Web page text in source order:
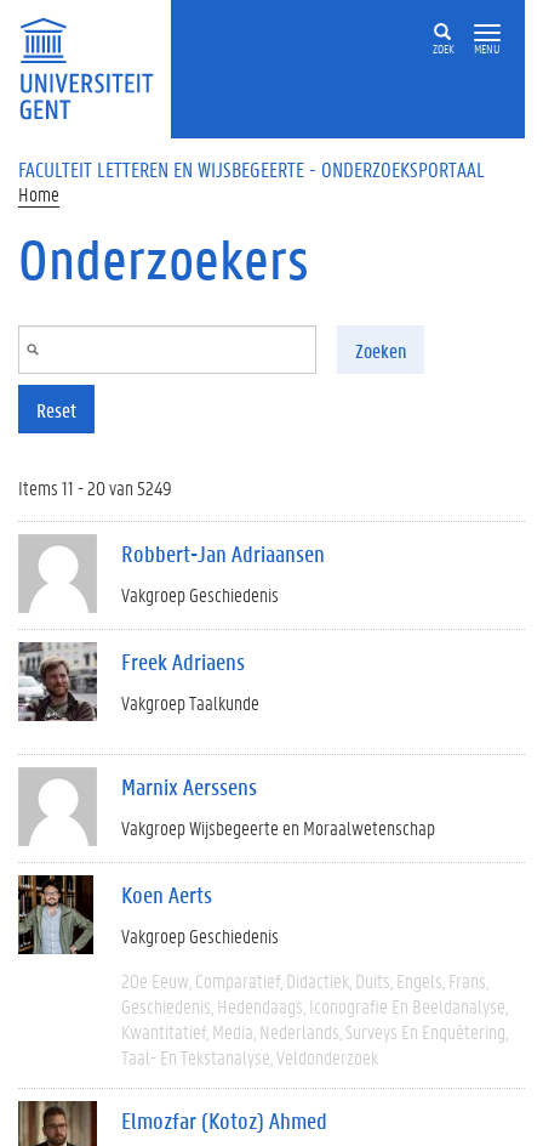
Overslaan en naar de inhoud gaan
ZOEK MENU
FACULTEIT LETTEREN EN WIJSBEGEERTE - ONDERZOEKSPORTAAL
Home
Onderzoekers
Zoeken
Reset
Items 11 - 20 van 5249
Robbert-Jan Adriaansen
Vakgroep Geschiedenis
Freek Adriaens
Vakgroep Taalkunde
Marnix Aerssens
Vakgroep Wijsbegeerte en Moraalwetenschap
Koen Aerts
Vakgroep Geschiedenis
20e Eeuw Comparatief Didactiek Duits Engels Frans
Geschiedenis Hedendaags Iconografie En Beeldanalyse
Kwantitatief Media Nederlands Surveys En Enquêtering
Taal- En Tekstanalyse Veldonderzoek
Elmozfar (Kotoz) Ahmed